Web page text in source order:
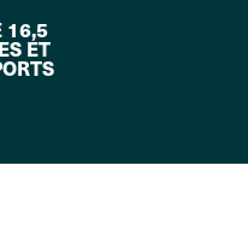
16,5
ET